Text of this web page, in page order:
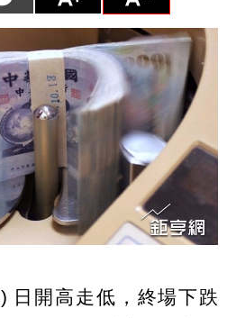
日開高走低，終場下跌